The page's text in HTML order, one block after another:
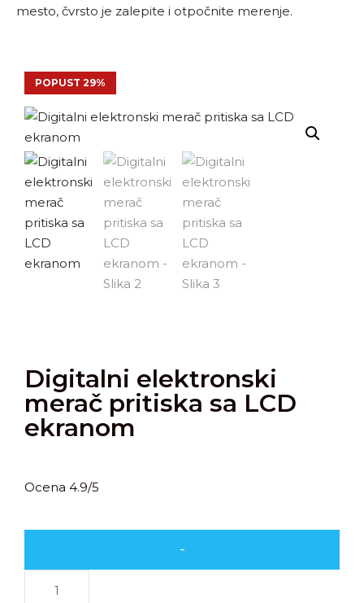
mesto, čvrsto je zalepite i otpočnite merenje.
POPUST 29%
Digitalni elektronski
merač pritiska sa LCD
ekranom
Ocena 4.9/5
-